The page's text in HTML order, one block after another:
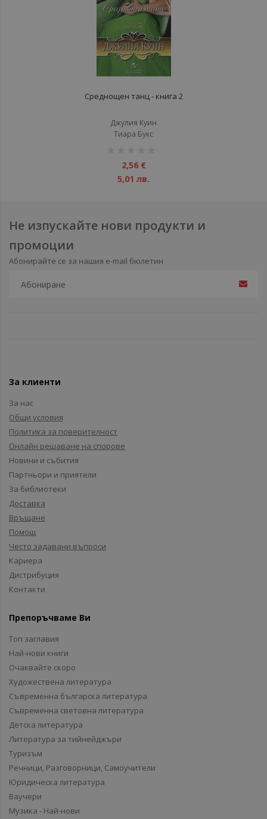
Среднощен танц - книга 2
Джулия Куин
Тиара Букс
2,56 €
5,01 лв.
Не изпускайте нови продукти и
промоции
Абонирайте се за нашия e-mail бюлетин
За клиенти
За нас
Общи условия
Политика за поверителност
Онлайн решаване на спорове
Новини и събития
Партньори и приятели
За библиотеки
Доставка
Връщане
Помощ
Често задавани въпроси
Кариера
Дистрибуция
Контакти
Препоръчваме Ви
Топ заглавия
Най-нови книги
Очаквайте скоро
Художествена литература
Съвременна българска литература
Съвременна световна литература
Детска литература
Литература за тийнейджъри
Туризъм
Речници, Разговорници, Самоучители
Юридическа литература
Ваучери
Музика - Най-нови